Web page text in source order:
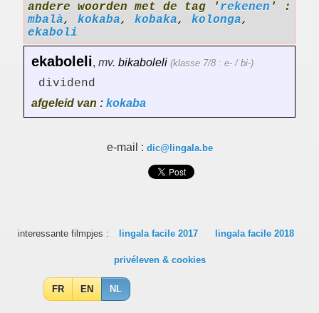
andere woorden met de tag ' rekenen ' :
mbalà, kokaba, kobaka, kolonga,
ekaboli
ekaboleli, mv. bikaboleli (klasse 7/8 : e- / bi-)
dividend
afgeleid van : kokaba
e-mail : dic@lingala.be
interessante filmpjes : lingala facile 2017 lingala facile 2018
privéleven & cookies
FR EN NL